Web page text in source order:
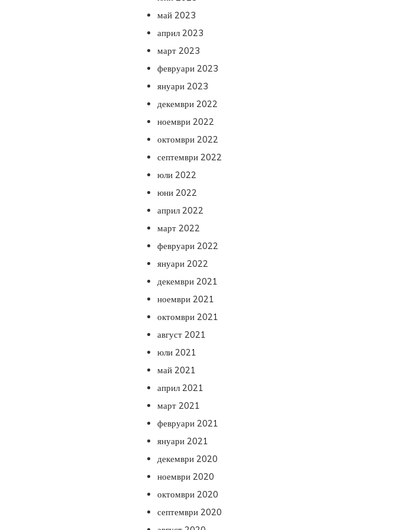
май 2023
април 2023
март 2023
февруари 2023
януари 2023
декември 2022
ноември 2022
октомври 2022
септември 2022
юли 2022
юни 2022
април 2022
март 2022
февруари 2022
януари 2022
декември 2021
ноември 2021
октомври 2021
август 2021
юли 2021
май 2021
април 2021
март 2021
февруари 2021
януари 2021
декември 2020
ноември 2020
октомври 2020
септември 2020